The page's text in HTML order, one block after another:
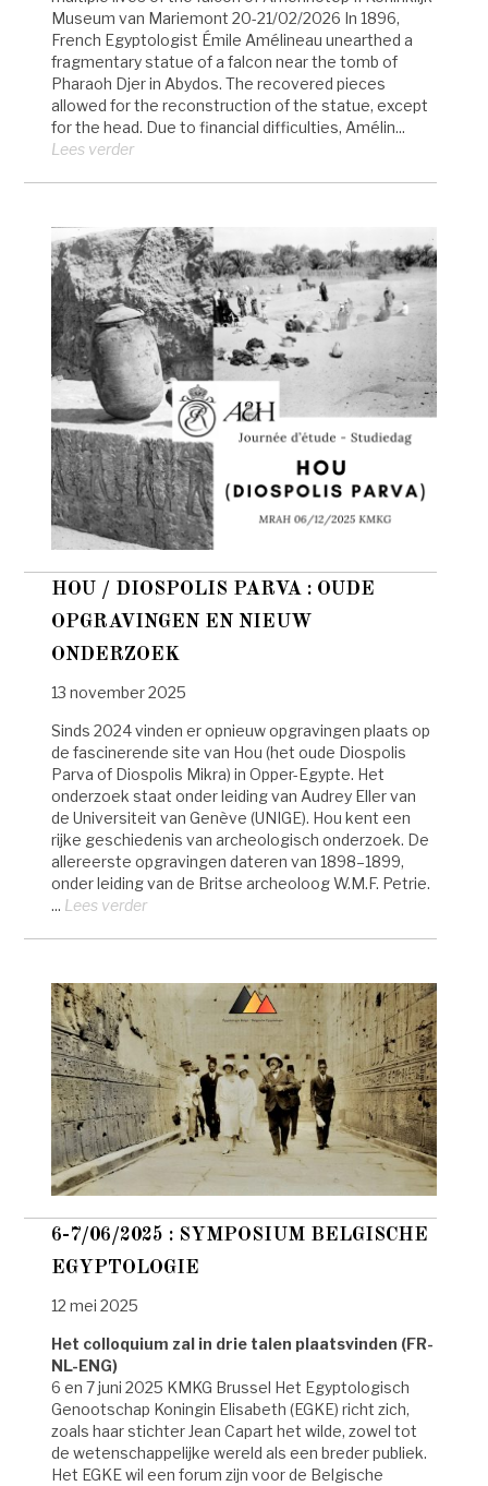
Museum van Mariemont 20-21/02/2026 In 1896,
French Egyptologist Émile Amélineau unearthed a
fragmentary statue of a falcon near the tomb of
Pharaoh Djer in Abydos. The recovered pieces
allowed for the reconstruction of the statue, except
for the head. Due to financial difficulties, Amélin...
Lees verder
HOU / DIOSPOLIS PARVA : OUDE
OPGRAVINGEN EN NIEUW
ONDERZOEK
13 november 2025
Sinds 2024 vinden er opnieuw opgravingen plaats op
de fascinerende site van Hou (het oude Diospolis
Parva of Diospolis Mikra) in Opper-Egypte. Het
onderzoek staat onder leiding van Audrey Eller van
de Universiteit van Genève (UNIGE). Hou kent een
rijke geschiedenis van archeologisch onderzoek. De
allereerste opgravingen dateren van 1898–1899,
onder leiding van de Britse archeoloog W.M.F. Petrie.
... Lees verder
6-7/06/2025 : SYMPOSIUM BELGISCHE
EGYPTOLOGIE
12 mei 2025
Het colloquium zal in drie talen plaatsvinden (FR-
NL-ENG)
6 en 7 juni 2025 KMKG Brussel Het Egyptologisch
Genootschap Koningin Elisabeth (EGKE) richt zich,
zoals haar stichter Jean Capart het wilde, zowel tot
de wetenschappelijke wereld als een breder publiek.
Het EGKE wil een forum zijn voor de Belgische